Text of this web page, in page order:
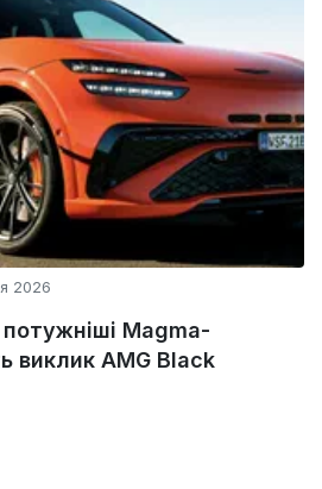
2026
Magma-
виклик AMG Black